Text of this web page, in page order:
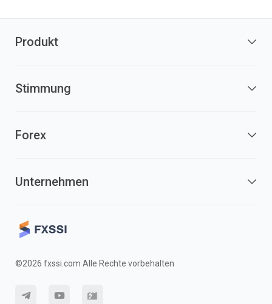
Produkt
Stimmung
Forex
Unternehmen
©2026 fxssi.com Alle Rechte vorbehalten